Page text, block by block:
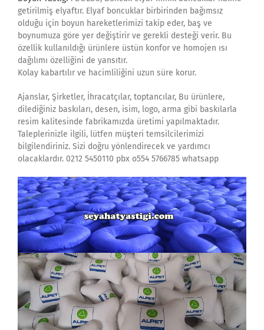
getirilmiş elyaftır. Elyaf boncuklar birbirinden bağımsız
olduğu için boyun hareketlerimizi takip eder, baş ve
boynumuza göre yer değiştirir ve gerekli desteği verir. Bu
özellik kullanıldığı ürünlere üstün konfor ve homojen ısı
dağılımı özelliğini de yansıtır.
Kolay kabartılır ve hacimliliğini uzun süre korur.
Ajanslar, Şirketler, İhracatçılar, toptancılar, Bu ürünlere,
dilediğiniz baskıları, desen, isim, logo, arma gibi baskılarla
resim kalitesinde fabrikamızda üretimi yapılmaktadır.
Taleplerinizle ilgili, lütfen müşteri temsilcilerimizi
bilgilendiriniz. Sizi doğru yönlendirecek ve yardımcı
olacaklardır. 0212 5450110 pbx o554 5766785 whatsapp